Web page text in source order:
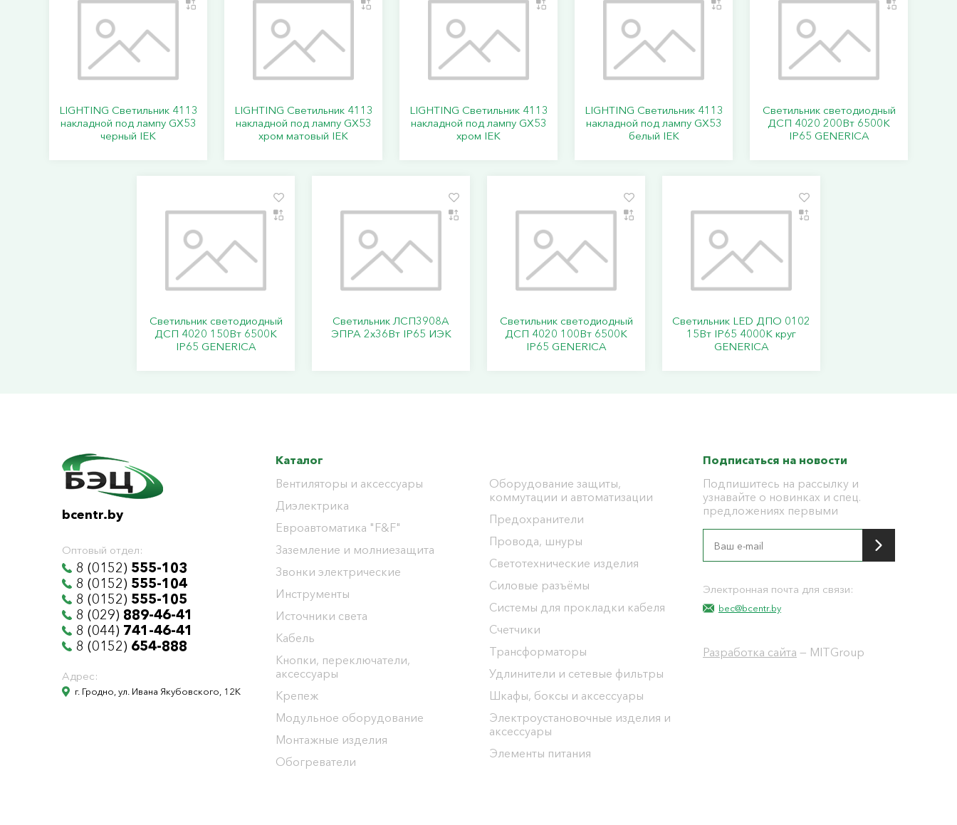
LIGHTING Светильник 4113
накладной под лампу GX53
черный IEK
LIGHTING Светильник 4113
накладной под лампу GX53
хром матовый IEK
LIGHTING Светильник 4113
накладной под лампу GX53
хром IEK
LIGHTING Светильник 4113
накладной под лампу GX53
белый IEK
Светильник светодиодный
ДСП 4020 200Вт 6500К
IP65 GENERICA
Светильник светодиодный
ДСП 4020 150Вт 6500К
IP65 GENERICA
Светильник ЛСП3908A
ЭПРА 2х36Вт IP65 ИЭК
Светильник светодиодный
ДСП 4020 100Вт 6500К
IP65 GENERICA
Светильник LED ДПО 0102
15Вт IP65 4000К круг
GENERICA
bcentr.by
Оптовый отдел:
8 (0152) 555-103
8 (0152) 555-104
8 (0152) 555-105
8 (029) 889-46-41
8 (044) 741-46-41
8 (0152) 654-888
Адрес:
г. Гродно, ул. Ивана Якубовского, 12К
Каталог
Вентиляторы и аксессуары
Диэлектрика
Евроавтоматика "F&F"
Заземление и молниезащита
Звонки электрические
Инструменты
Источники света
Кабель
Кнопки, переключатели,
аксессуары
Крепеж
Модульное оборудование
Монтажные изделия
Обогреватели
Оборудование защиты,
коммутации и автоматизации
Предохранители
Провода, шнуры
Светотехнические изделия
Силовые разъёмы
Системы для прокладки кабеля
Счетчики
Трансформаторы
Удлинители и сетевые фильтры
Шкафы, боксы и аксессуары
Электроустановочные изделия и
аксессуары
Элементы питания
Подписаться на новости
Подпишитесь на рассылку и
узнавайте о новинках и спец.
предложениях первыми
Электронная почта для связи:
bec@bcentr.by
Разработка сайта — MITGroup